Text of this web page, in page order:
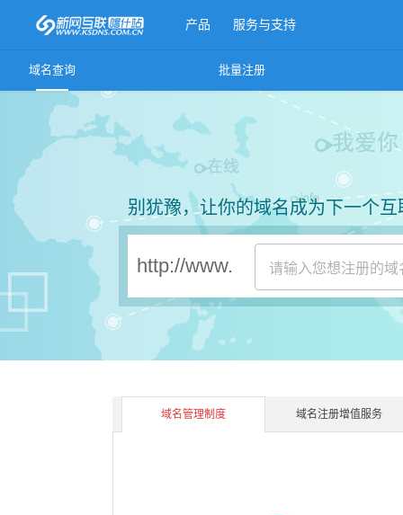
产品 服务与支持
更多产品
域名查询 批量注册
别犹豫，让你的域名成为下一个
http://www.
域名管理制度 域名注册增值服务